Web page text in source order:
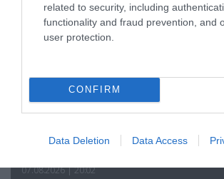
related to security, including
functionality and fraud prevention, and
user protection.
CONFIRM
Data Deletion Data Access
07.08.2026 | 20:02